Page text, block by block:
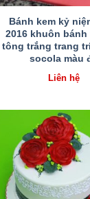
Bánh kem kỷ
2016 khuôn bánh
tông trắng trang
socola màu
Liên hệ